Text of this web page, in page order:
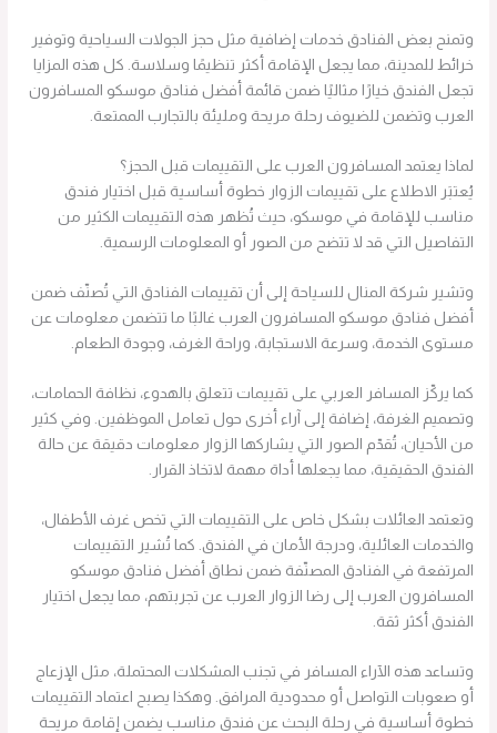
وتمنح بعض الفنادق خدمات إضافية مثل حجز الجولات السياحية وتوفير
خرائط للمدينة، مما يجعل الإقامة أكثر تنظيمًا وسلاسة. كل هذه المزايا
تجعل الفندق خيارًا مثاليًا ضمن قائمة أفضل فنادق موسكو المسافرون
العرب وتضمن للضيوف رحلة مريحة ومليئة بالتجارب الممتعة.
لماذا يعتمد المسافرون العرب على التقييمات قبل الحجز؟
يُعتبَر الاطلاع على تقييمات الزوار خطوة أساسية قبل اختيار فندق
مناسب للإقامة في موسكو، حيث تُظهر هذه التقييمات الكثير من
التفاصيل التي قد لا تتضح من الصور أو المعلومات الرسمية.
وتشير شركة المنال للسياحة إلى أن تقييمات الفنادق التي تُصنّف ضمن
أفضل فنادق موسكو المسافرون العرب غالبًا ما تتضمن معلومات عن
مستوى الخدمة، وسرعة الاستجابة، وراحة الغرف، وجودة الطعام.
كما يركّز المسافر العربي على تقييمات تتعلق بالهدوء، نظافة الحمامات،
وتصميم الغرفة، إضافة إلى آراء أخرى حول تعامل الموظفين. وفي كثير
من الأحيان، تُقدّم الصور التي يشاركها الزوار معلومات دقيقة عن حالة
الفندق الحقيقية، مما يجعلها أداة مهمة لاتخاذ القرار.
وتعتمد العائلات بشكل خاص على التقييمات التي تخص غرف الأطفال،
والخدمات العائلية، ودرجة الأمان في الفندق. كما تُشير التقييمات
المرتفعة في الفنادق المصنّفة ضمن نطاق أفضل فنادق موسكو
المسافرون العرب إلى رضا الزوار العرب عن تجربتهم، مما يجعل اختيار
الفندق أكثر ثقة.
وتساعد هذه الآراء المسافر في تجنب المشكلات المحتملة، مثل الإزعاج
أو صعوبات التواصل أو محدودية المرافق. وهكذا يصبح اعتماد التقييمات
خطوة أساسية في رحلة البحث عن فندق مناسب يضمن إقامة مريحة